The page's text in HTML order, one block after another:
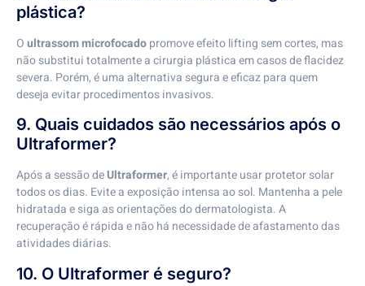
plástica?
Oultrassom microfocadopromove efeito lifting sem cortes, mas
não substitui totalmente a cirurgia plástica em casos de flacidez
severa. Porém, é uma alternativa segura e eficaz para quem
deseja evitar procedimentos invasivos.
9. Quais cuidados são necessários após o
Ultraformer?
Após a sessão deUltraformer, é importante usar protetor solar
todos os dias. Evite a exposição intensa ao sol. Mantenha a pele
hidratada e siga as orientações do dermatologista. A
recuperação é rápida e não há necessidade de afastamento das
atividades diárias.
10. O Ultraformer é seguro?